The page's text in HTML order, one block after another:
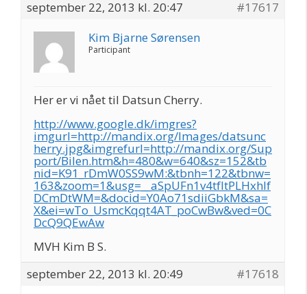
september 22, 2013 kl. 20:47
#17617
Kim Bjarne Sørensen
Participant
Her er vi nået til Datsun Cherry.
http://www.google.dk/imgres?
imgurl=http://mandix.org/Images/datsunc
herry.jpg&imgrefurl=http://mandix.org/Sup
port/Bilen.htm&h=480&w=640&sz=152&tb
nid=K91_rDmW0SS9wM:&tbnh=122&tbnw=
163&zoom=1&usg=__aSpUFn1v4tfItPLHxhlf
DCmDtWM=&docid=Y0Ao71sdiiGbkM&sa=
X&ei=wTo_UsmcKqqt4AT_poCwBw&ved=0C
DcQ9QEwAw
MVH Kim B S.
september 22, 2013 kl. 20:49
#17618